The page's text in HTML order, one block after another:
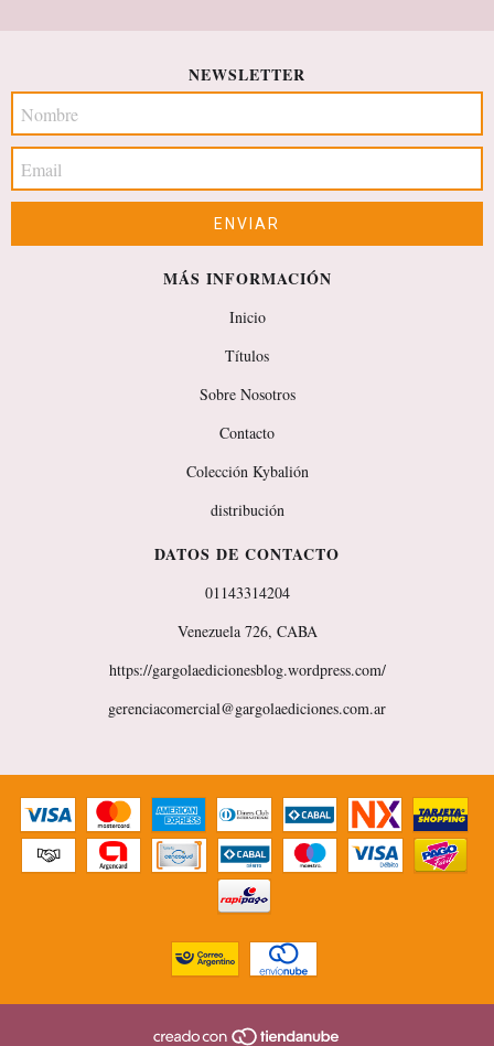
NEWSLETTER
MÁS INFORMACIÓN
Inicio
Títulos
Sobre Nosotros
Contacto
Colección Kybalión
distribución
DATOS DE CONTACTO
01143314204
Venezuela 726, CABA
https://gargolaedicionesblog.wordpress.com/
gerenciacomercial@gargolaediciones.com.ar